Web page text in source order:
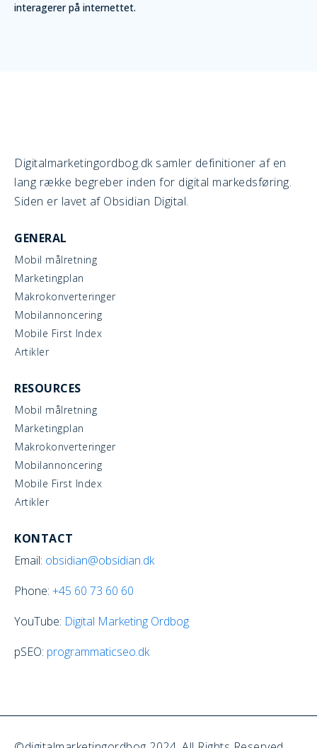
interagerer på internettet.
Digitalmarketingordbog.dk samler definitioner af en
lang række begreber inden for digital markedsføring.
Siden er lavet af Obsidian Digital.
GENERAL
Mobil målretning
Marketingplan
Makrokonverteringer
Mobilannoncering
Mobile First Index
Artikler
RESOURCES
Mobil målretning
Marketingplan
Makrokonverteringer
Mobilannoncering
Mobile First Index
Artikler
KONTACT
Email: obsidian@obsidian.dk
Phone: +45 60 73 60 60
YouTube: Digital Marketing Ordbog
pSEO: programmaticseo.dk